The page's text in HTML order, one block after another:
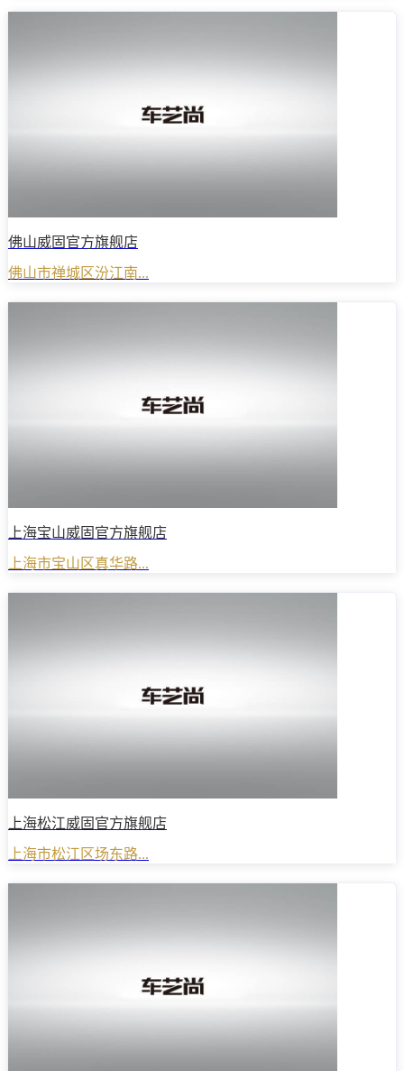
佛山威固官方旗舰店
佛山市禅城区汾江南...
上海宝山威固官方旗舰店
上海市宝山区真华路...
上海松江威固官方旗舰店
上海市松江区场东路...